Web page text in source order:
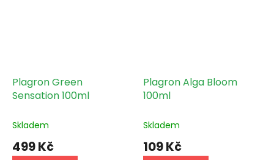
Plagron Green
Sensation 100ml
Skladem
499 Kč
Plagron Alga Bloom
100ml
Skladem
109 Kč